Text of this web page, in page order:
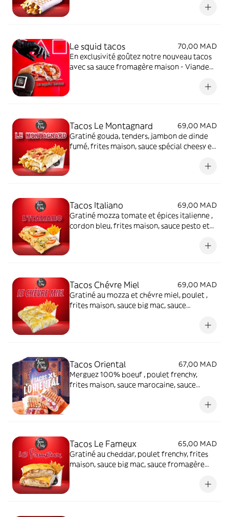
Le squid tacos
70,00 MAD
En exclusivité goûtez notre nouveau tacos
avec sa sauce fromagère maison - Viande
Tacos Le Montagnard
69,00 MAD
Gratiné gouda, tenders, jambon de dinde
fumé, frites maison, sauce spécial cheesy et
Tacos Italiano
69,00 MAD
Gratiné mozza tomate et épices italienne ,
cordon bleu, frites maison, sauce pesto et
Tacos Chévre Miel
69,00 MAD
Gratiné au mozza et chévre miel, poulet ,
frites maison, sauce big mac, sauce
Tacos Oriental
67,00 MAD
Merguez 100% boeuf , poulet frenchy,
frites maison, sauce marocaine, sauce
Tacos Le Fameux
65,00 MAD
Gratiné au cheddar, poulet frenchy, frites
maison, sauce big mac, sauce fromagère